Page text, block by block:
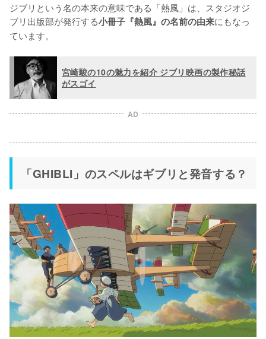
ジブリという名の本来の意味である「熱風」は、スタジオジ
ブリ出版部が発行する小冊子『熱風』の名前の由来にもなっ
ています。
宮崎駿の10の魅力を紹介 ジブリ映画の製作秘話
がスゴイ
AD
「GHIBLI」のスペルはギブリと発音する？